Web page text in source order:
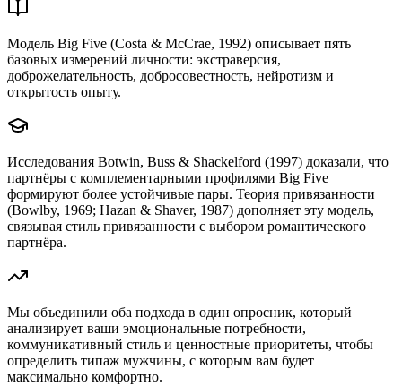
Модель Big Five (Costa & McCrae, 1992) описывает пять
базовых измерений личности: экстраверсия,
доброжелательность, добросовестность, нейротизм и
открытость опыту.
Исследования Botwin, Buss & Shackelford (1997) доказали, что
партнёры с комплементарными профилями Big Five
формируют более устойчивые пары. Теория привязанности
(Bowlby, 1969; Hazan & Shaver, 1987) дополняет эту модель,
связывая стиль привязанности с выбором романтического
партнёра.
Мы объединили оба подхода в один опросник, который
анализирует ваши эмоциональные потребности,
коммуникативный стиль и ценностные приоритеты, чтобы
определить типаж мужчины, с которым вам будет
максимально комфортно.